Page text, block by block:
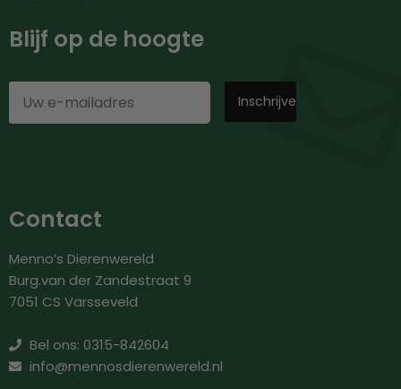
Blijf op de hoogte
Contact
Menno’s Dierenwereld
Burg.van der Zandestraat 9
7051 CS Varsseveld
Bel ons: 0315-842604
info@mennosdierenwereld.nl